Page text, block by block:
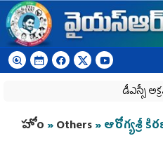
Skip to main content
డీఎస్సీ
You are here
హోం »Others» ఆరోగ్యశ్రీ